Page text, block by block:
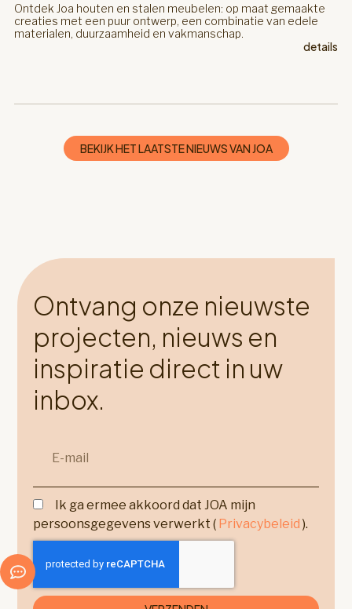
Ontdek Joa houten en stalen meubelen: op maat gemaakte
creaties met een puur ontwerp, een combinatie van edele
materialen, duurzaamheid en vakmanschap.
details
BEKIJK HET LAATSTE NIEUWS VAN JOA
Ontvang onze nieuwste
projecten, nieuws en
inspiratie direct in uw
inbox.
Ik ga ermee akkoord dat JOA mijn
persoonsgegevens verwerkt ( Privacybeleid ).